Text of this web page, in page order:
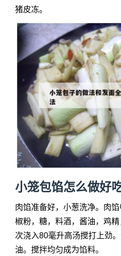
猪皮冻。
小笼包馅怎么做好
肉馅准备好，小葱洗净。肉
椒粉，糖，料酒，酱油，鸡
次浇入80毫升高汤搅打上劲
油。搅拌均匀成为馅料。